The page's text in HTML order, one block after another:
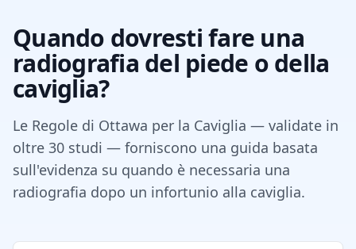
Quando dovresti fare una
radiografia del piede o della
caviglia?
Le Regole di Ottawa per la Caviglia — validate in
oltre 30 studi — forniscono una guida basata
sull'evidenza su quando è necessaria una
radiografia dopo un infortunio alla caviglia.